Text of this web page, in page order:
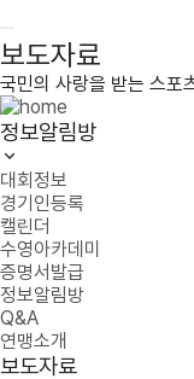
보도자료
국민의 사랑을 받는 스포
정보알림방
대회정보
경기인등록
캘린더
수영아카데미
증명서발급
정보알림방
Q&A
연맹소개
보도자료